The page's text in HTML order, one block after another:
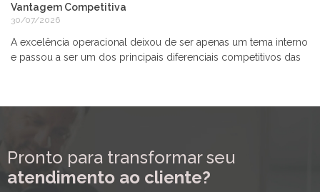
Vantagem Competitiva
30/07/2026
A excelência operacional deixou de ser apenas um tema interno
e passou a ser um dos principais diferenciais competitivos das
Pronto para transformar seu
atendimento ao cliente?